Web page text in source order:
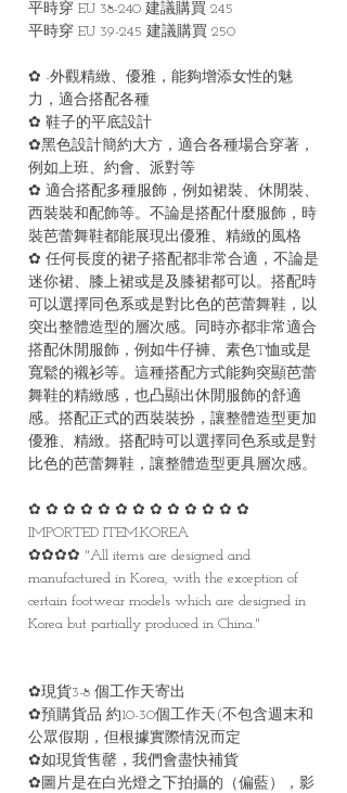
平時穿 EU 38-240 建議購買 245
平時穿 EU 39-245 建議購買 250
✿ -外觀精緻、優雅，能夠增添女性的魅
力，適合搭配各種
✿ 鞋子的平底設計
✿黑色設計簡約大方，適合各種場合穿著，
例如上班、約會、派對等
✿ 適合搭配多種服飾，例如裙裝、休閒裝、
西裝裝和配飾等。不論是搭配什麼服飾，時
裝芭蕾舞鞋都能展現出優雅、精緻的風格
✿ 任何長度的裙子搭配都非常合適，不論是
迷你裙、膝上裙或是及膝裙都可以。搭配時
可以選擇同色系或是對比色的芭蕾舞鞋，以
突出整體造型的層次感。同時亦都非常適合
搭配休閒服飾，例如牛仔褲、素色T恤或是
寬鬆的襯衫等。這種搭配方式能夠突顯芭蕾
舞鞋的精緻感，也凸顯出休閒服飾的舒適
感。搭配正式的西裝裝扮，讓整體造型更加
優雅、精緻。搭配時可以選擇同色系或是對
比色的芭蕾舞鞋，讓整體造型更具層次感。
✿ ✿ ✿ ✿ ✿ ✿ ✿ ✿ ✿ ✿ ✿ ✿ ✿
IMPORTED ITEM:KOREA
✿✿✿✿ "All items are designed and
manufactured in Korea, with the exception of
certain footwear models which are designed in
Korea but partially produced in China."
✿現貨3-8 個工作天寄出
✿預購貨品 約10-30個工作天(不包含週末和
公眾假期，但根據實際情況而定
✿如現貨售罄，我們會盡快補貨
✿圖片是在白光燈之下拍攝的（偏藍），影